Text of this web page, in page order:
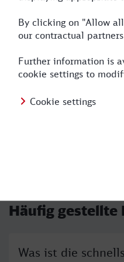
08-05 09:08
13:54
Lingen (Ems)
20.08.26
Häufig gestellte
Was ist die